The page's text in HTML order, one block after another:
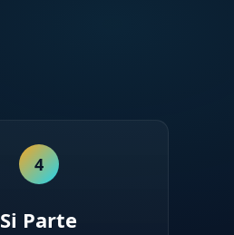
4
Si Parte